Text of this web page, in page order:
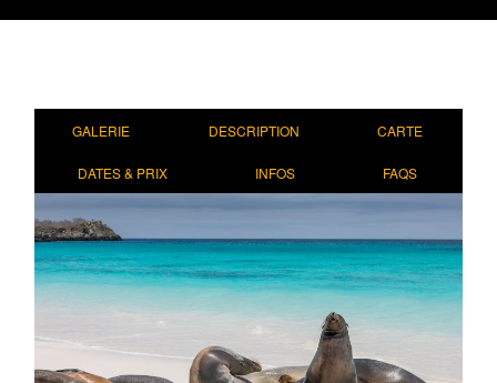
GALERIE DESCRIPTION CARTE
DATES & PRIX INFOS FAQS